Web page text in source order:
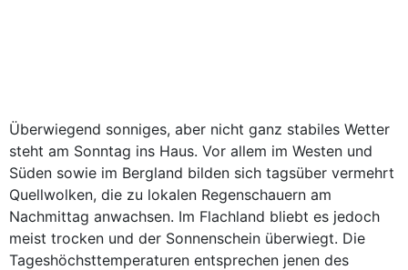
Überwiegend sonniges, aber nicht ganz stabiles Wetter
steht am Sonntag ins Haus. Vor allem im Westen und
Süden sowie im Bergland bilden sich tagsüber vermehrt
Quellwolken, die zu lokalen Regenschauern am
Nachmittag anwachsen. Im Flachland bliebt es jedoch
meist trocken und der Sonnenschein überwiegt. Die
Tageshöchsttemperaturen entsprechen jenen des